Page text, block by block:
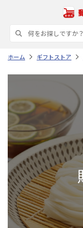
ホーム ギフトストア